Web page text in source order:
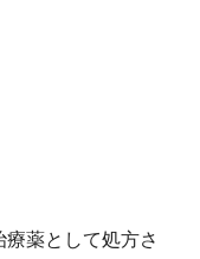
薬として処方さ